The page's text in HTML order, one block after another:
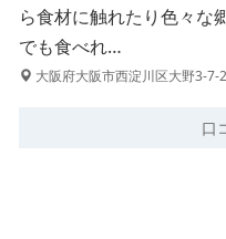
ら食材に触れたり色々な
でも食べれ…
大阪府大阪市西淀川区大野3-7-
口